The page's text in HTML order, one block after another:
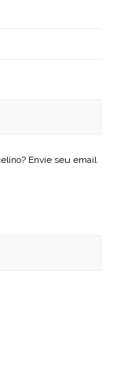
Envie seu email